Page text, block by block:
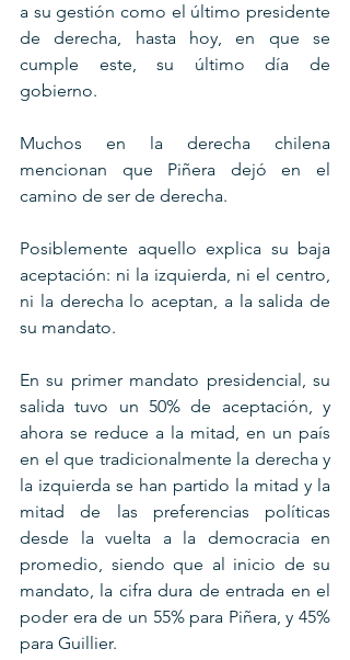
a su gestión como el último presidente
de derecha, hasta hoy, en que se
cumple este, su último día de
gobierno.
Muchos en la derecha chilena
mencionan que Piñera dejó en el
camino de ser de derecha.
Posiblemente aquello explica su baja
aceptación: ni la izquierda, ni el centro,
ni la derecha lo aceptan, a la salida de
su mandato.
En su primer mandato presidencial, su
salida tuvo un 50% de aceptación, y
ahora se reduce a la mitad, en un país
en el que tradicionalmente la derecha y
la izquierda se han partido la mitad y la
mitad de las preferencias políticas
desde la vuelta a la democracia en
promedio, siendo que al inicio de su
mandato, la cifra dura de entrada en el
poder era de un 55% para Piñera, y 45%
para Guillier.